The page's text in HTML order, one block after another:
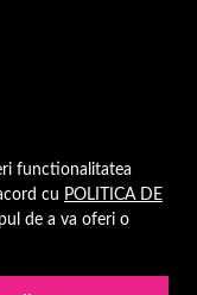
functionalitatea
cu POLITICA DE
de a va oferi o